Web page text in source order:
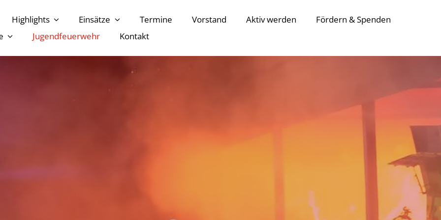
Highlights Einsätze Termine Vorstand Aktiv werden
Fördern & Spenden
Jugendfeuerwehr Kontakt